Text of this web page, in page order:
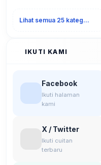
Lihat semua 25 kategori
IKUTI KAMI
Facebook
Ikuti halaman
kami
X / Twitter
Ikuti cuitan
terbaru